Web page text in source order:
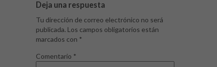
Deja una respuesta
Tu dirección de correo electrónico no será
publicada. Los campos obligatorios están
marcados con *
Comentario *